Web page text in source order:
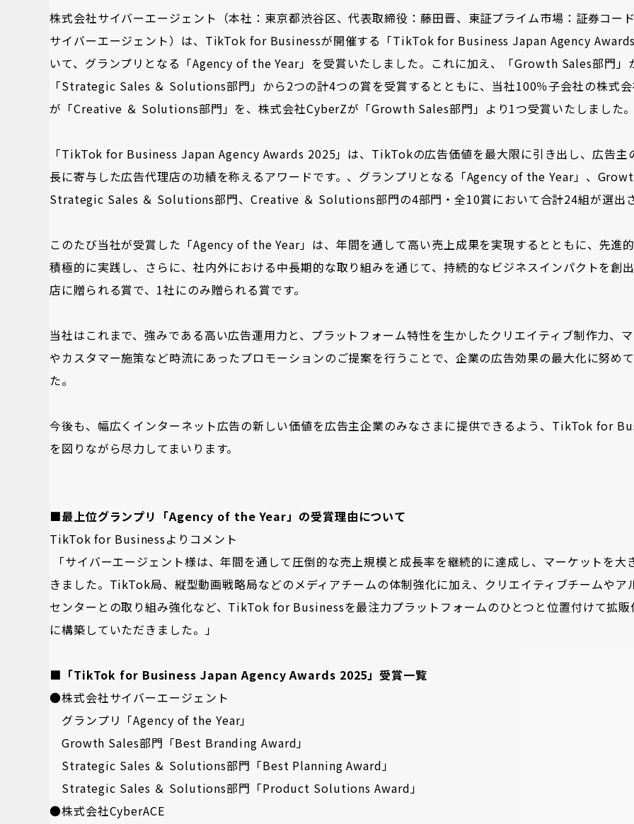
株式会社サイバーエージェント（本社：東京都渋谷区、代表取締役：藤田晋、東証プライム市場：証券コー
サイバーエージェント）は、TikTok for Businessが開催する「TikTok for Business Japan Agency
いて、グランプリとなる「Agency of the Year」を受賞いたしました。これに加え、「Growth Sales部門」
「Strategic Sales ＆ Solutions部門」から2つの計4つの賞を受賞するとともに、当社100％子会社の株式
が「Creative ＆ Solutions部門」を、株式会社CyberZが「Growth Sales部門」より1つ受賞いたしました。
「TikTok for Business Japan Agency Awards 2025」は、TikTokの広告価値を最大限に引き出し、広告主
長に寄与した広告代理店の功績を称えるアワードです。、グランプリとなる「Agency of the Year」、
Strategic Sales ＆ Solutions部門、Creative ＆ Solutions部門の4部門・全10賞において合計24組が選出さ
このたび当社が受賞した「Agency of the Year」は、年間を通して高い売上成果を実現するとともに、先進
積極的に実践し、さらに、社内外における中長期的な取り組みを通じて、持続的なビジネスインパクトを創
店に贈られる賞で、1社にのみ贈られる賞です。
当社はこれまで、強みである高い広告運用力と、プラットフォーム特性を生かしたクリエイティブ制作力、
やカスタマー施策など時流にあったプロモーションのご提案を行うことで、企業の広告効果の最大化に努め
た。
今後も、幅広くインターネット広告の新しい価値を広告主企業のみなさまに提供できるよう、TikTok for
を図りながら尽力してまいります。
■最上位グランプリ「Agency of the Year」の受賞理由について
TikTok for Businessよりコメント
「サイバーエージェント様は、年間を通して圧倒的な売上規模と成長率を継続的に達成し、マーケットを大
きました。TikTok局、縦型動画戦略局などのメディアチームの体制強化に加え、クリエイティブチームやア
センターとの取り組み強化など、TikTok for Businessを最注力プラットフォームのひとつと位置付けて拡販
に構築していただきました。」
■「TikTok for Business Japan Agency Awards 2025」受賞一覧
●株式会社サイバーエージェント
グランプリ「Agency of the Year」
Growth Sales部門「Best Branding Award」
Strategic Sales ＆ Solutions部門「Best Planning Award」
Strategic Sales ＆ Solutions部門「Product Solutions Award」
●株式会社CyberACE